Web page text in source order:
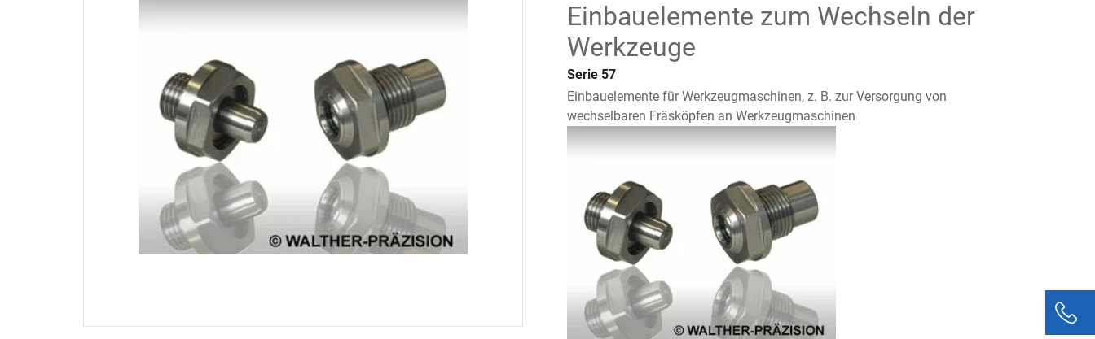
Einbauelemente zum Wechseln der
Werkzeuge
Serie 57
Einbauelemente für Werkzeugmaschinen, z. B. zur Versorgung von
wechselbaren Fräsköpfen an Werkzeugmaschinen